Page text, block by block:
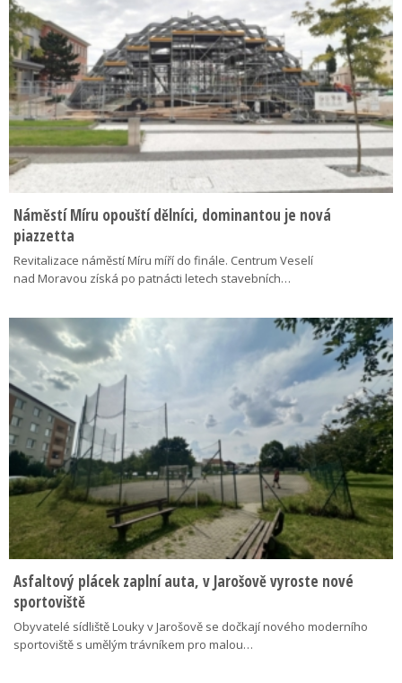
Náměstí Míru opouští dělníci, dominantou je nová
piazzetta
Revitalizace náměstí Míru míří do finále. Centrum Veselí
nad Moravou získá po patnácti letech stavebních…
Asfaltový plácek zaplní auta, v Jarošově vyroste nové
sportoviště
Obyvatelé sídliště Louky v Jarošově se dočkají nového moderního
sportoviště s umělým trávníkem pro malou…